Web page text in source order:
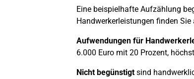
Eine beispielhafte Aufzählung
Handwerkerleistungen finden Sie
Aufwendungen für
6.000 Euro mit 20 Prozent,
Nicht begünstigtsind